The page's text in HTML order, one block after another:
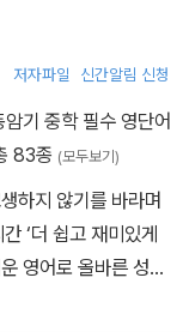
저자파일 신간알림 신청
암기 중학 필수 영단어
83종 (모두보기)
하지 않기를 바라며
‘더 쉽고 재미있게
영어로 올바른 성품